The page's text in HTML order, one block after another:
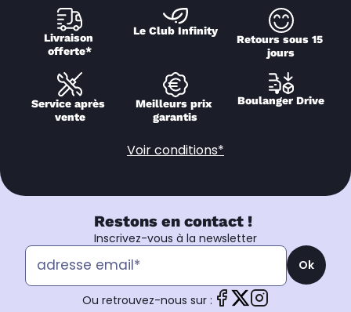
Livraison
offerte*
Le Club Infinity
Retours sous 15
jours
Service après
vente
Meilleurs prix
garantis
Boulanger Drive
Voir conditions*
Restons en contact !
Inscrivez-vous à la newsletter
Ok
Ou retrouvez-nous sur :